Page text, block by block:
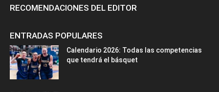
RECOMENDACIONES DEL EDITOR
ENTRADAS POPULARES
Calendario 2026: Todas las competencias
que tendrá el básquet